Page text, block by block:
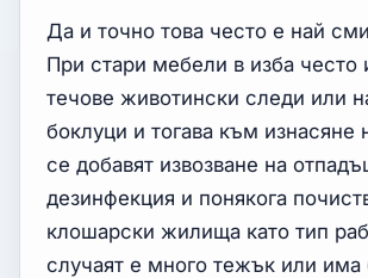
Да и точно това често е най
При стари мебели в изба
течове животински следи или
боклуци и тогава към изнасяне
се добавят извозване на
дезинфекция и понякога
клошарски жилища като тип
случаят е много тежък или има